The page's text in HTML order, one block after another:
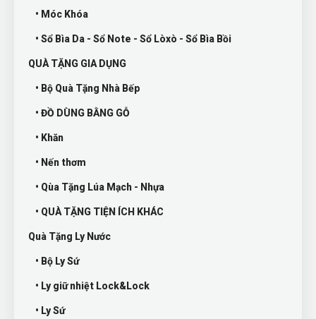
• Móc Khóa
• Sổ Bìa Da - Sổ Note - Sổ Lòxò - Sổ Bìa Bồi
QUÀ TẶNG GIA DỤNG
• Bộ Quà Tặng Nhà Bếp
• ĐỒ DÙNG BẰNG GỖ
• Khăn
• Nến thơm
• Qùa Tặng Lúa Mạch - Nhựa
• QUÀ TẶNG TIỆN ÍCH KHÁC
Quà Tặng Ly Nước
• Bộ Ly Sứ
• Ly giữ nhiệt Lock&Lock
• Ly Sứ